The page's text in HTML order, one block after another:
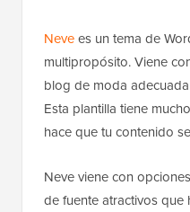
Nevees un tema de
multipropósito. Viene
blog de moda
Esta plantilla tiene
hace que tu contenido
Neve viene con
de fuente atractivos